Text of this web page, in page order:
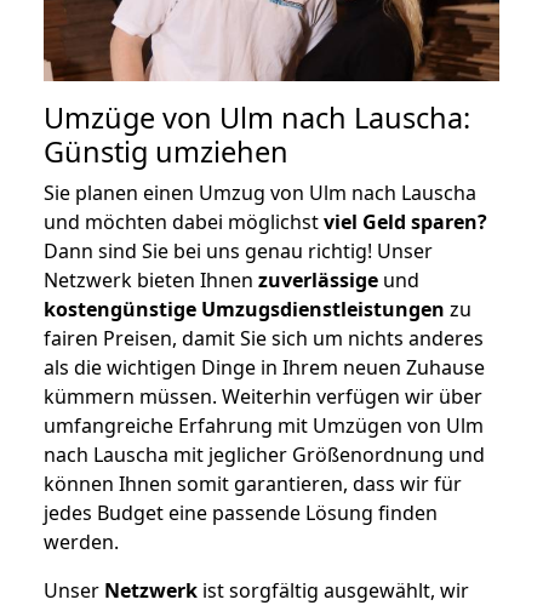
Umzüge von Ulm nach Lauscha:
Günstig umziehen
Sie planen einen Umzug von Ulm nach Lauscha
und möchten dabei möglichstviel Geld sparen?
Dann sind Sie bei uns genau richtig! Unser
Netzwerk bieten Ihnen zuverlässige und
kostengünstige Umzugsdienstleistungen zu
fairen Preisen, damit Sie sich um nichts anderes
als die wichtigen Dinge in Ihrem neuen Zuhause
kümmern müssen. Weiterhin verfügen wir über
umfangreiche Erfahrung mit Umzügen von Ulm
nach Lauscha mit jeglicher Größenordnung und
können Ihnen somit garantieren, dass wir für
jedes Budget eine passende Lösung finden
werden.
Unser Netzwerk ist sorgfältig ausgewählt, wir